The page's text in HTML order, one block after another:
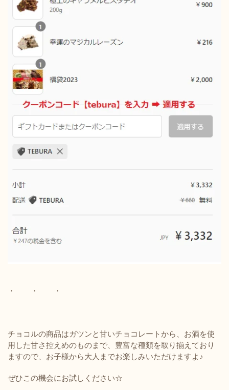
・ ・ ・
チョコルの商品はガツンと甘いチョコレートから、お酒を使
用した甘さ控えめのものまで、豊富な種類を取り揃えており
ますので、お子様から大人までお楽しみいただけますよ♪
ぜひこの機会にお試しください☆